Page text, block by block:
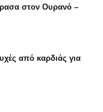
στον Ουρανό –
από καρδιάς για